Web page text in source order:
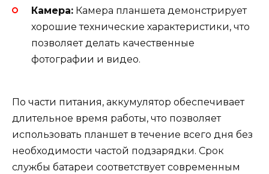
Камера: Камера планшета демонстрирует
хорошие технические характеристики, что
позволяет делать качественные
фотографии и видео.
По части питания, аккумулятор обеспечивает
длительное время работы, что позволяет
использовать планшет в течение всего дня без
необходимости частой подзарядки. Срок
службы батареи соответствует современным